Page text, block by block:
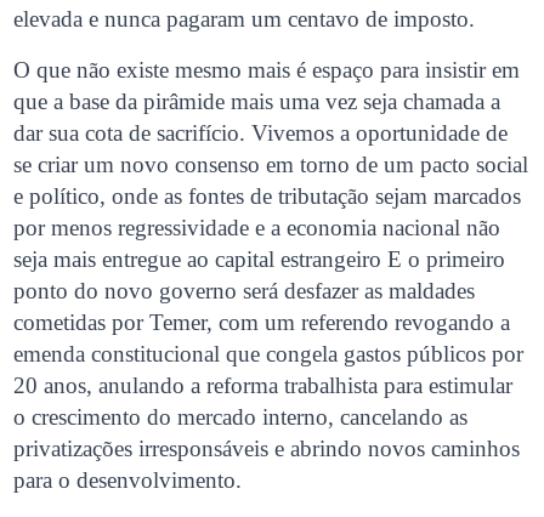
elevada e nunca pagaram um centavo de imposto.
O que não existe mesmo mais é espaço para insistir em
que a base da pirâmide mais uma vez seja chamada a
dar sua cota de sacrifício. Vivemos a oportunidade de
se criar um novo consenso em torno de um pacto social
e político, onde as fontes de tributação sejam marcados
por menos regressividade e a economia nacional não
seja mais entregue ao capital estrangeiro E o primeiro
ponto do novo governo será desfazer as maldades
cometidas por Temer, com um referendo revogando a
emenda constitucional que congela gastos públicos por
20 anos, anulando a reforma trabalhista para estimular
o crescimento do mercado interno, cancelando as
privatizações irresponsáveis e abrindo novos caminhos
para o desenvolvimento.